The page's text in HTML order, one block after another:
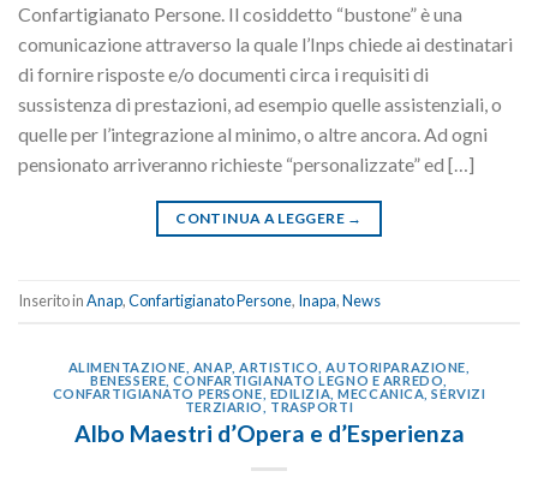
Confartigianato Persone. Il cosiddetto “bustone” è una
comunicazione attraverso la quale l’Inps chiede ai destinatari
di fornire risposte e/o documenti circa i requisiti di
sussistenza di prestazioni, ad esempio quelle assistenziali, o
quelle per l’integrazione al minimo, o altre ancora. Ad ogni
pensionato arriveranno richieste “personalizzate” ed […]
CONTINUA A LEGGERE →
Inserito inAnap,Confartigianato Persone, Inapa,News
ALIMENTAZIONE ANAP ARTISTICO AUTORIPARAZIONE
BENESSERE ,CONFARTIGIANATO LEGNO E ARREDO
CONFARTIGIANATO PERSONE EDILIZIA ,MECCANICA ,SERVIZI
TERZIARIO, TRASPORTI
Albo Maestri d’Opera e d’Esperienza